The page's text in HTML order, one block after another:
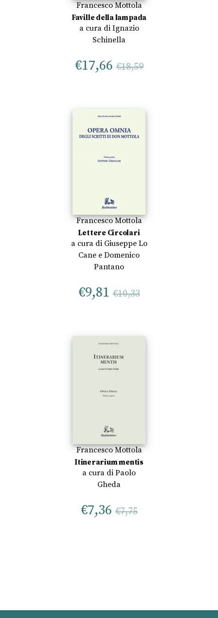
Francesco Mottola
Faville della lampada
a cura di Ignazio
Schinella
€17,66 €18,59
Francesco Mottola
Lettere Circolari
a cura di Giuseppe Lo
Cane e Domenico
Pantano
€9,81 €10,33
Francesco Mottola
Itinerarium mentis
a cura di Paolo
Gheda
€7,36 €7,75